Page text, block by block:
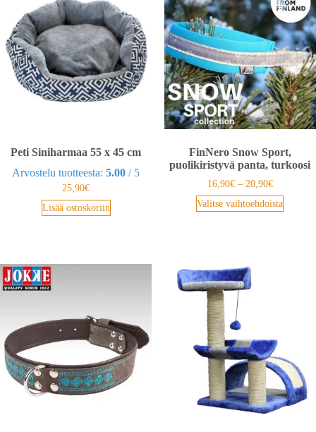
Peti Siniharmaa 55 x 45 cm
Arvostelu tuotteesta:5.00 / 5
25,90€
Lisää ostoskoriin
FinNero Snow Sport,
puolikiristyvä panta, turkoosi
16,90€ – 20,90€
Valitse vaihtoehdoista